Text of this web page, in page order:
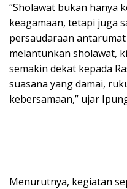
“Sholawat bukan hanya
keagamaan, tetapi juga
persaudaraan
melantunkan sholawat,
semakin dekat kepada
suasana yang damai,
kebersamaan,” ujar
Menurutnya, kegiatan